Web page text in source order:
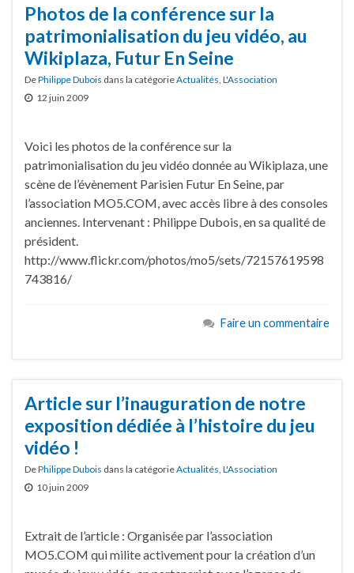
Photos de la conférence sur la
patrimonialisation du jeu vidéo, au
Wikiplaza, Futur En Seine
DePhilippe Dubois dans la catégorieActualités, L'Association
12 juin 2009
Voici les photos de la conférence sur la
patrimonialisation du jeu vidéo donnée au Wikiplaza, une
scène de l’évènement Parisien Futur En Seine, par
l’association MO5.COM, avec accès libre à des consoles
anciennes. Intervenant : Philippe Dubois, en sa qualité de
président.
http://www.flickr.com/photos/mo5/sets/72157619598
743816/
Faire un commentaire
Article sur l’inauguration de notre
exposition dédiée à l’histoire du jeu
vidéo !
DePhilippe Dubois dans la catégorieActualités L'Association
10 juin 2009
Extrait de l’article : Organisée par l’association
MO5.COM qui milite activement pour la création d’un